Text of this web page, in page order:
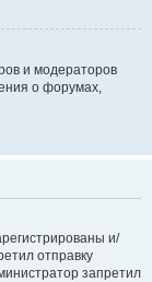
и модераторов
о форумах,
и/
отправку
запретил